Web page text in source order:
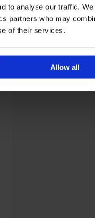
to analyse our traffic.
partners who may
of their services.
Allow all